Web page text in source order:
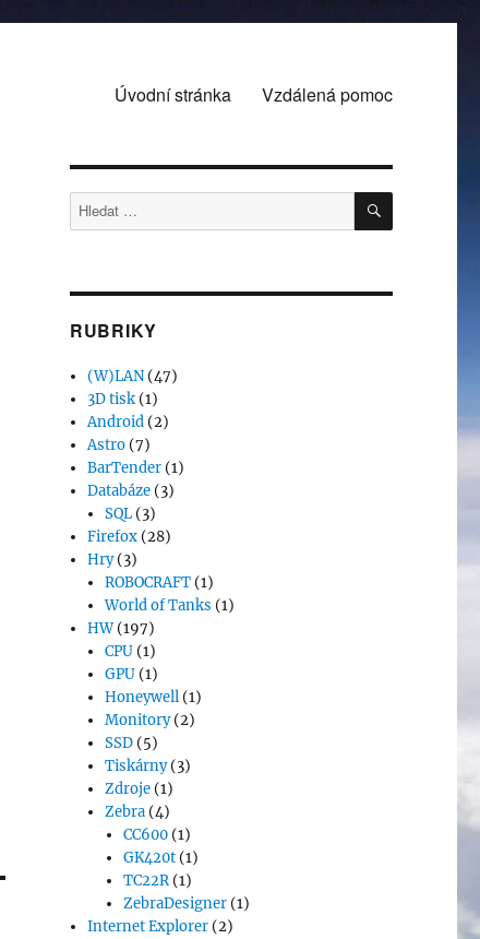
Úvodní stránka Vzdálená pomoc
Hledat: HLEDÁNÍ
RUBRIKY
(W)LAN (47)
3D tisk (1)
Android (2)
Astro (7)
BarTender (1)
Databáze (3)
SQL (3)
Firefox (28)
Hry(3)
ROBOCRAFT (1)
World of Tanks (1)
HW(197)
CPU (1)
GPU (1)
Honeywell (1)
Monitory(2)
SSD (5)
Tiskárny(3)
Zdroje (1)
Zebra (4)
CC600(1)
GK420t(1)
TC22R(1)
ZebraDesigner(1)
Internet Explorer (2)